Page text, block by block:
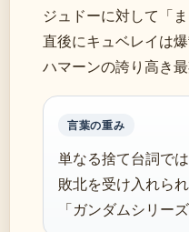
ジュドーに対して「
直後にキュベレイは
ハマーンの誇り高き
言葉の重み
単なる捨て台詞で
敗北を受け入れら
「ガンダムシリー